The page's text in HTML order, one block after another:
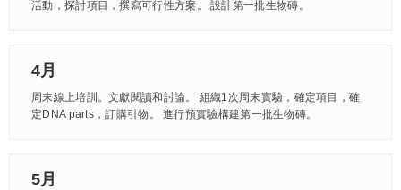
活動，探討項目，撰寫可行性方案。 設計第一批生物磚。
4月
周末線上培訓。文獻閱讀和討論。 組織1次周末實驗，確定項目，確
定DNA parts，訂購引物。 進行預實驗構建第一批生物磚。
5月